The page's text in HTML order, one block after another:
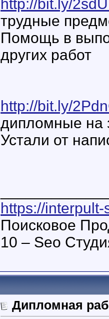
http://bit.ly/
трудные
Помощь в
других работ
http://bit.ly/
дипломные на
Устали от
https://
Поисковое
10 – Seo
Дипломная